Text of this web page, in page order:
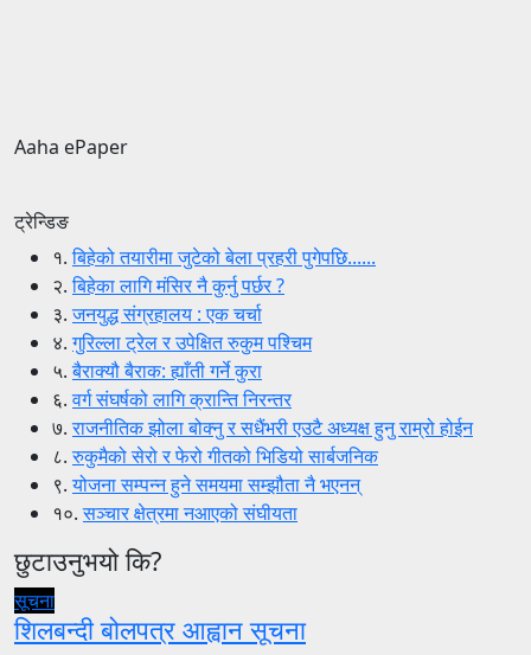
Aaha ePaper
ट्रेन्डिङ
१.बिहेको तयारीमा जुटेको बेला प्रहरी पुगेपछि......
२.बिहेका लागि मंसिर नै कुर्नु पर्छर ?
३.जनयुद्ध संग्रहालय : एक चर्चा
४.गुरिल्ला ट्रेल र उपेक्षित रुकुम पश्चिम
५.बैराक्यौ बैराक: ह्याँती गर्ने कुरा
६.वर्ग संघर्षको लागि क्रान्ति निरन्तर
७.राजनीतिक झोला बोक्नु र सधैंभरी एउटै अध्यक्ष हुनु राम्रो होईन
८.रुकुमैको सेरो र फेरो गीतको भिडियो सार्बजनिक
९.योजना सम्पन्न हुने समयमा सम्झौता नै भएनन्
१०.सञ्चार क्षेत्रमा नआएको संघीयता
छुटाउनुभयो कि?
सूचना
शिलबन्दी बोलपत्र आह्वान सूचना